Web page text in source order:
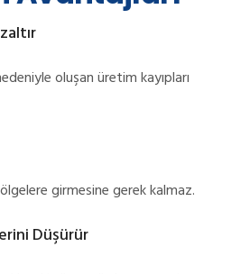
oluşan üretim kayıpları
girmesine gerek kalmaz.
Düşürür